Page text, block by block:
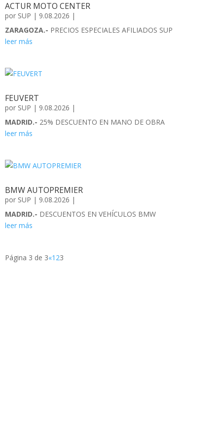
ACTUR MOTO CENTER
por SUP | 9.08.2026 |
ZARAGOZA.- PRECIOS ESPECIALES AFILIADOS SUP
leer más
FEUVERT
por SUP | 9.08.2026 |
MADRID.- 25% DESCUENTO EN MANO DE OBRA
leer más
BMW AUTOPREMIER
por SUP | 9.08.2026 |
MADRID.- DESCUENTOS EN VEHÍCULOS BMW
leer más
Página 3 de 3«1 23